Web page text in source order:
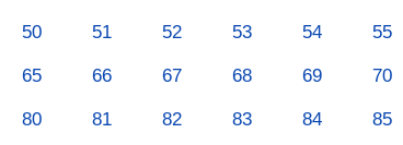
50 51 52 53 54 55
65 66 67 68 69 70
80 81 82 83 84 85